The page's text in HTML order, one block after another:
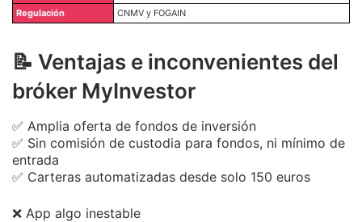
Regulación
CNMV y FOGAIN
📝 Ventajas e inconvenientes del
bróker MyInvestor
✅ Amplia oferta de fondos de inversión
✅ Sin comisión de custodia para fondos, ni mínimo de
entrada
✅ Carteras automatizadas desde solo 150 euros
❌ App algo inestable